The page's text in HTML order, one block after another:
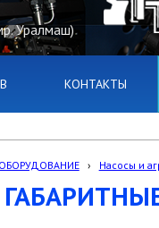
Уралмаш)
КОНТАКТЫ
› Насосы и